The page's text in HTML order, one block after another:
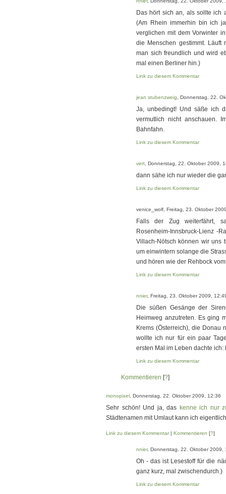
Das hört sich an, als sollte ich
(Am Rhein immerhin bin ich
verglichen mit dem Vorwinter
die Menschen gestimmt. Läuft
man sich freundlich und wird
mal einen Berliner hin.)
Link zu diesem Kommentar
jean stubenzweig , Donnerstag, 22.
Ja, unbedingt! Und säße ich
vermutlich nicht anschauen.
Bahnfahn.
Link zu diesem Kommentar
vert , Donnerstag, 22. Oktober 2009,
dann sähe ich nur wieder die
Link zu diesem Kommentar
venice_wolf, Freitag, 23. Oktober
Falls der Zug weiterfährt,
Rosenheim-Innsbruck-Lienz -
Villach-Nötsch können wir uns
um einwintern solange die
und hören wie der Rehbock
Link zu diesem Kommentar
nnier, Freitag, 23. Oktober 2009,
Die süßen Gesänge der
Heimweg anzutreten. Es ging
Krems (Österreich), die Donau
wollte ich nur für ein paar
ersten Mal im Leben dachte ich:
Link zu diesem Kommentar
Kommentieren [?]
monopixel , Donnerstag, 22. Oktober 2009, 12:36
Sehr schön! Und ja, das kenne ich nur
Städtenamen mit Umlaut kann ich
Link zu diesem Kommentar| Kommentieren [?]
nnier, Donnerstag, 22. Oktober 2009,
Oh - das ist Lesestoff für die
ganz kurz, mal zwischendurch.)
Link zu diesem Kommentar